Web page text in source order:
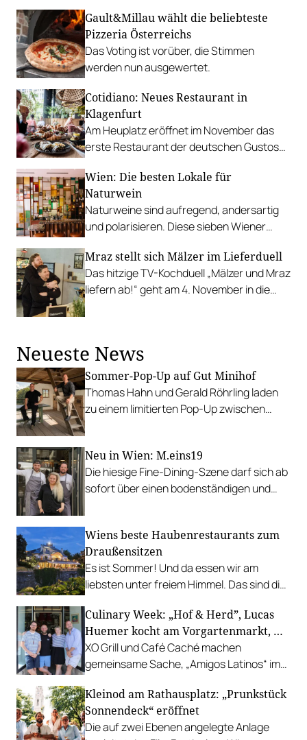
Gault&Millau wählt die beliebteste
Pizzeria Österreichs
Das Voting ist vorüber, die Stimmen
werden nun ausgewertet.
Cotidiano: Neues Restaurant in
Klagenfurt
Am Heuplatz eröffnet im November das
erste Restaurant der deutschen Gustoso-
Wien: Die besten Lokale für
Naturwein
Naturweine sind aufregend, andersartig
und polarisieren. Diese sieben Wiener
facettenreiche Welt der Natural Wines.
Mraz stellt sich Mälzer im Lieferduell
Das hitzige TV-Kochduell „Mälzer und Mraz
liefern ab!“ geht am 4. November in die
Neueste News
Sommer-Pop-Up auf Gut Minihof
Thomas Hahn und Gerald Röhrling laden
zu einem limitierten Pop-Up zwischen
Neu in Wien: M.eins19
Die hiesige Fine-Dining-Szene darf sich ab
sofort über einen bodenständigen und
Wiens beste Haubenrestaurants zum
Draußensitzen
Es ist Sommer! Und da essen wir am
liebsten unter freiem Himmel. Das sind die
Gastgarten.
Culinary Week: „Hof & Herd”, Lucas
Huemer kocht am Vorgartenmarkt, …
XO Grill und Café Caché machen
gemeinsame Sache, „Amigos Latinos“ im
Richard Rauch kocht in der Riederalm
u.v.m.
Kleinod am Rathausplatz: „Prunkstück
Sonnendeck“ eröffnet
Die auf zwei Ebenen angelegte Anlage